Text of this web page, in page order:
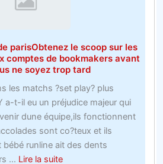
parisObtenez le scoop sur les
comptes de bookmakers avant
ne soyez trop tard
les matchs ?set play? plus
a-t-il eu un préjudice majeur qui
dune équipe,ils fonctionnent
sont co?teux et ils
bébé runline ait des dents
... Lire la suiteabout